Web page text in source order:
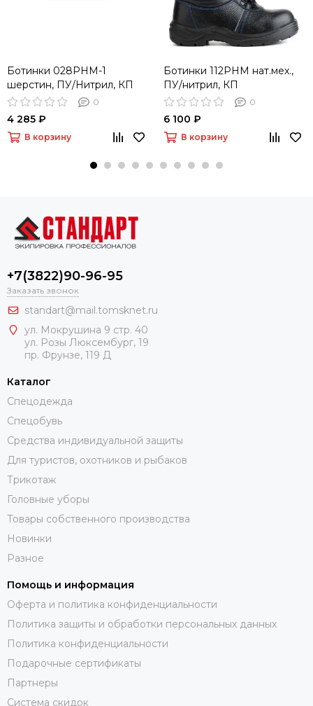
Ботинки 028РНМ-1
шерстин, ПУ/Нитрил, КП
0
4 285 ₽
В корзину
Ботинки 112РНМ нат.мех.,
ПУ/нитрил, КП
0
6 100 ₽
В корзину
+7(3822)90-96-95
Заказать звонок
standart@mail.tomsknet.ru
ул. Мокрушина 9 стр. 40
ул. Розы Люксембург, 19
пр. Фрунзе, 119 Д
Каталог
Спецодежда
Спецобувь
Средства индивидуальной защиты
Для туристов, охотников и рыбаков
Трикотаж
Головные уборы
Товары собственного производства
Новинки
Разное
Помощь и информация
Оферта и политика конфиденциальности
Политика защиты и обработки персональных данных
Политика конфиденциальности
Подарочные сертификаты
Партнеры
Система скидок